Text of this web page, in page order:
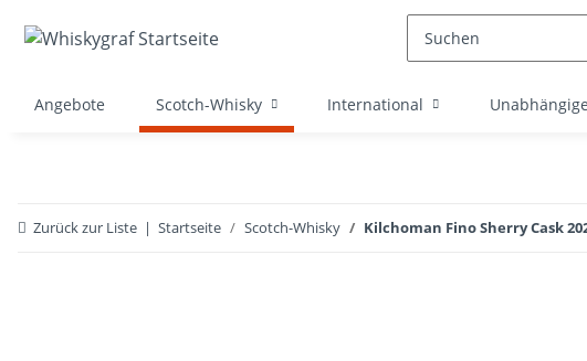
Angebote Scotch-Whisky International
Zurück zur Liste Startseite Scotch-Whisky Kilchoman Fino Sherry Cask